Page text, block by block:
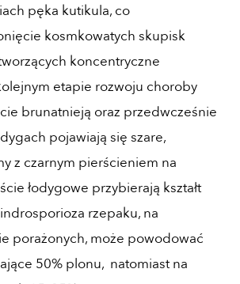
pęka kutikula, co
kosmkowatych skupisk
koncentryczne
etapie rozwoju choroby
brunatnieją oraz przedwcześnie
pojawiają się szare,
z czarnym pierścieniem na
łodygowe przybierają kształt
rzepaku, na
porażonych, może powodować
50% plonu, natomiast na